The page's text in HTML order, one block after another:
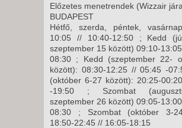
Előzetes menetrendek (Wizzair
BUDAPEST
Hétfő, szerda, péntek,
10:05 // 10:40-12:50 ; Kedd
szeptember 15 között) 09:10-
08:30 ; Kedd (szeptember 22-
között): 08:30-12:25 // 05:45 -
(október 6-27 között): 20:25-
-19:50 ; Szombat
szeptember 26 között) 09:05-
08:30 ; Szombat (október 3-
18:50-22:45 // 16:05-18:15